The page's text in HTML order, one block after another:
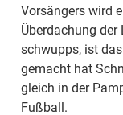
Vorsängers wird
Überdachung
schwupps, ist
gemacht hat
gleich in der
Fußball.